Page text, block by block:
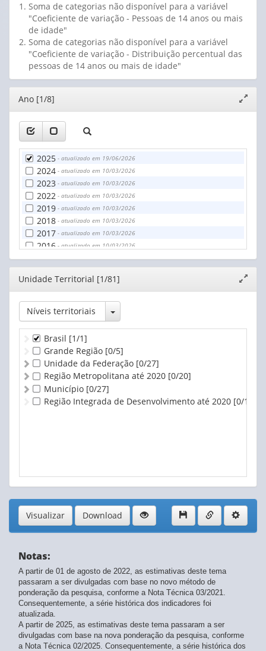
Soma de categorias não disponível para a variável
"Coeficiente de variação - Pessoas de 14 anos ou mais
de idade"
Soma de categorias não disponível para a variável
"Coeficiente de variação - Distribuição percentual das
pessoas de 14 anos ou mais de idade"
Editor
janela
Ano [1/8]
2025 - atualizado em 19/06/2026
2024 - atualizado em 10/03/2026
2023 - atualizado em 10/03/2026
2022 - atualizado em 10/03/2026
2019 - atualizado em 10/03/2026
2018 - atualizado em 10/03/2026
2017 - atualizado em 10/03/2026
2016 - atualizado em 10/03/2026
Editor
janela
Unidade Territorial [1/81]
Níveis territoriais Toggle Dropdown
Brasil [1/1]
Grande Região [0/5]
Unidade da Federação [0/27]
Região Metropolitana até 2020 [0/20]
Município [0/27]
Região Integrada de Desenvolvimento até 2020 [0/1]
Visualizar Download
Notas:
A partir de 01 de agosto de 2022, as estimativas deste tema
passaram a ser divulgadas com base no novo método de
ponderação da pesquisa, conforme a Nota Técnica 03/2021.
Consequentemente, a série histórica dos indicadores foi
atualizada.
A partir de 2025, as estimativas deste tema passaram a ser
divulgadas com base na nova ponderação da pesquisa, conforme
a Nota Técnica 02/2025. Consequentemente, a série histórica dos